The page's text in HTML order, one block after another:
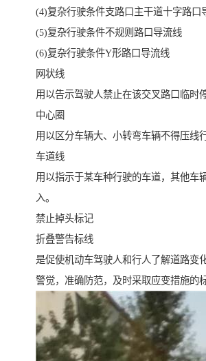
(4)复杂行驶条件支路口主干道十字路口
(5)复杂行驶条件不规则路口导流线
(6)复杂行驶条件Y形路口导流线
网状线
用以告示驾驶人禁止在该交叉路口临时停
中心圈
用以区分车辆大、小转弯车辆不得压线行
车道线
用以指示于某车种行驶的车道，其他车
入。
禁止掉头标记
折叠警告标线
是促使机动车驾驶人和行人了解道路变
警觉，准确防范，及时采取应变措施的标